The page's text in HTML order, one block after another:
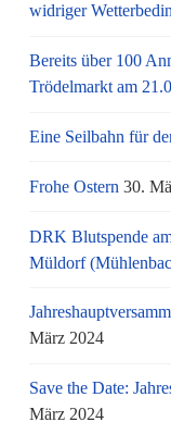
widriger
Bereits über 100
Trödelmarkt am
Eine Seilbahn für
Frohe Ostern 30.
DRK Blutspende
Müldorf
März 2024
Save the Date:
März 2024